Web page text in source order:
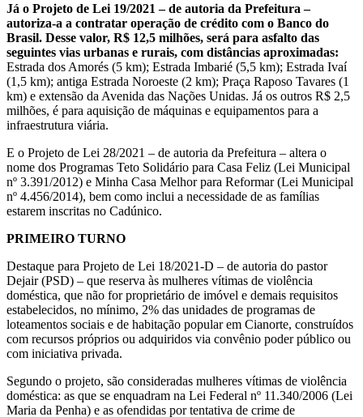
Já o Projeto de Lei 19/2021 – de autoria da Prefeitura –
autoriza-a a contratar operação de crédito com o Banco do
Brasil. Desse valor, R$ 12,5 milhões, será para asfalto das
seguintes vias urbanas e rurais, com distâncias aproximadas:
Estrada dos Amorés (5 km); Estrada Imbarié (5,5 km); Estrada Ivaí
(1,5 km); antiga Estrada Noroeste (2 km); Praça Raposo Tavares (1
km) e extensão da Avenida das Nações Unidas. Já os outros R$ 2,5
milhões, é para aquisição de máquinas e equipamentos para a
infraestrutura viária.
E o Projeto de Lei 28/2021 – de autoria da Prefeitura – altera o
nome dos Programas Teto Solidário para Casa Feliz (Lei Municipal
nº 3.391/2012) e Minha Casa Melhor para Reformar (Lei Municipal
nº 4.456/2014), bem como inclui a necessidade de as famílias
estarem inscritas no Cadúnico.
PRIMEIRO TURNO
Destaque para Projeto de Lei 18/2021-D – de autoria do pastor
Dejair (PSD) – que reserva às mulheres vítimas de violência
doméstica, que não for proprietário de imóvel e demais requisitos
estabelecidos, no mínimo, 2% das unidades de programas de
loteamentos sociais e de habitação popular em Cianorte, construídos
com recursos próprios ou adquiridos via convênio poder público ou
com iniciativa privada.
Segundo o projeto, são consideradas mulheres vítimas de violência
doméstica: as que se enquadram na Lei Federal nº 11.340/2006 (Lei
Maria da Penha) e as ofendidas por tentativa de crime de